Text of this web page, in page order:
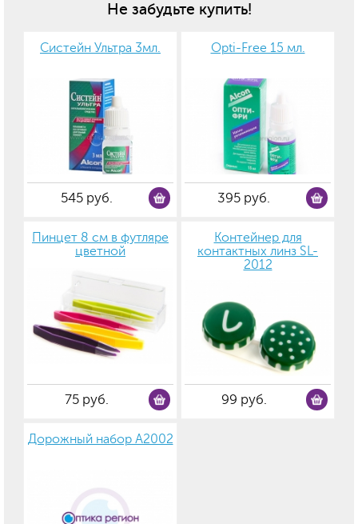
Не забудьте купить!
Систейн Ультра 3мл.
545 руб.
Opti-Free 15 мл.
395 руб.
Пинцет 8 см в футляре
цветной
75 руб.
Контейнер для
контактных линз SL-
2012
99 руб.
Дорожный набор А2002